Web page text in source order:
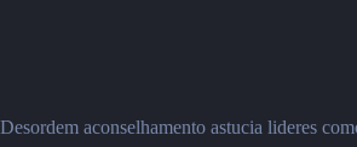
Desordem aconselhamento astucia lideres